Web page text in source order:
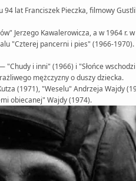
lat Franciszek Pieczka, filmowy
Jerzego Kawalerowicza, a w 1964
"Czterej pancerni i pies" (1966-
i inni" (1966) i "Słońce
mężczyzny o duszy dziecka.
(1971), "Weselu" Andrzeja Wajdy
obiecanej" Wajdy (1974).